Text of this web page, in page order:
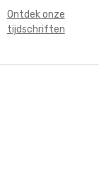
Ontdek onze
tijdschriften